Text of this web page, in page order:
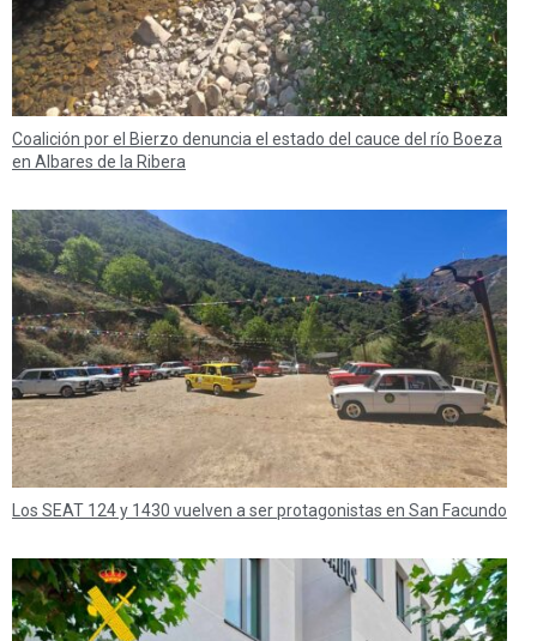
Coalición por el Bierzo denuncia el estado del cauce del río Boeza
en Albares de la Ribera
Los SEAT 124 y 1430 vuelven a ser protagonistas en San Facundo